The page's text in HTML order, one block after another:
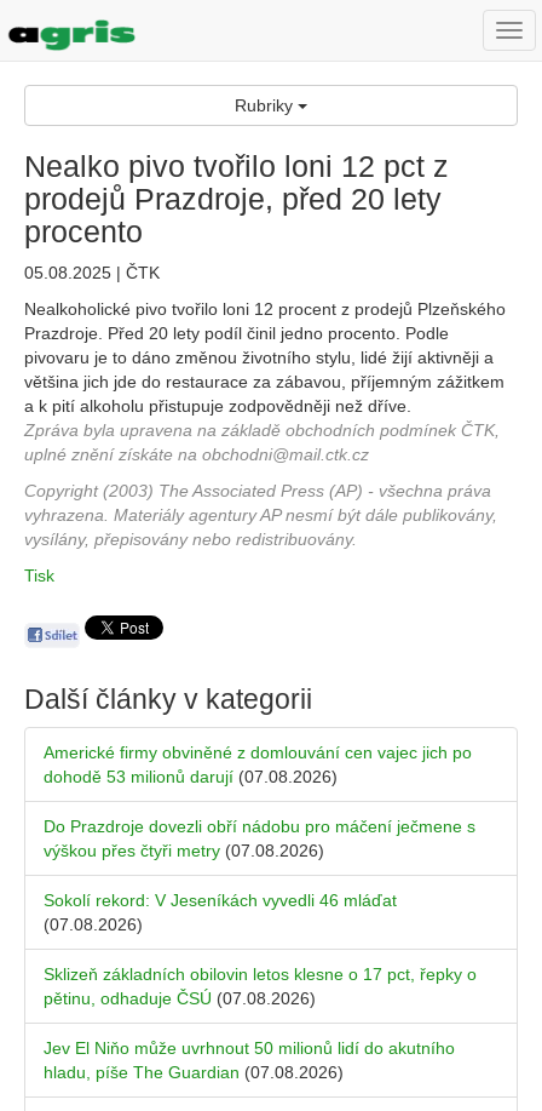
Rubriky
Nealko pivo tvořilo loni 12 pct z
prodejů Prazdroje, před 20 lety
procento
05.08.2025 | ČTK
Nealkoholické pivo tvořilo loni 12 procent z prodejů Plzeňského
Prazdroje. Před 20 lety podíl činil jedno procento. Podle
pivovaru je to dáno změnou životního stylu, lidé žijí aktivněji a
většina jich jde do restaurace za zábavou, příjemným zážitkem
a k pití alkoholu přistupuje zodpovědněji než dříve.
Zpráva byla upravena na základě obchodních podmínek ČTK,
uplné znění získáte na obchodni@mail.ctk.cz
Copyright (2003) The Associated Press (AP) - všechna práva
vyhrazena. Materiály agentury AP nesmí být dále publikovány,
vysílány, přepisovány nebo redistribuovány.
Tisk
Další články v kategorii
Americké firmy obviněné z domlouvání cen vajec jich po
dohodě 53 milionů darují (07.08.2026)
Do Prazdroje dovezli obří nádobu pro máčení ječmene s
výškou přes čtyři metry (07.08.2026)
Sokolí rekord: V Jeseníkách vyvedli 46 mláďat
(07.08.2026)
Sklizeň základních obilovin letos klesne o 17 pct, řepky o
pětinu, odhaduje ČSÚ (07.08.2026)
Jev El Niňo může uvrhnout 50 milionů lidí do akutního
hladu, píše The Guardian (07.08.2026)